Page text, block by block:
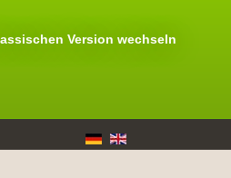
Version wechseln